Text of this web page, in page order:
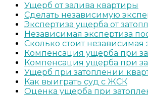
Ущерб от залива квартиры
Cделать независимую
Экспертиза ущерба от
Независимая экспертиза
Сколько стоит независимая
Компенсация ущерба при
Компенсация ущерба при
Ущерб при затоплении
Как выиграть суд с ЖСК
Оценка ущерба при